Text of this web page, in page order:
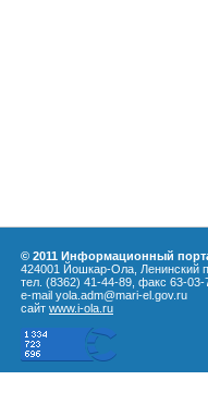
© 2011 Информационный
424001 Йошкар-Ола, Ленинский
тел. (8362) 41-44-89, факс 63-03-
e-mail yola.adm@mari-el.gov.ru
сайт www.i-ola.ru